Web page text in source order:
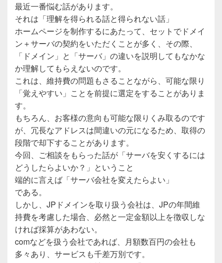
最近一番悩む話があります。
それは「理解を得られる話と得られない話」
ホームページを制作するにあたって、セットでドメイ
ン＋サーバの契約をいただくことが多く、その際、
「ドメイン」と「サーバ」の違いを説明してもなかな
か理解してもらえないのです。
これは、維持費の問題もさることながら、可能な限り
「覚えやすい」ことを前提に選定をすることがありま
す。
もちろん、お客様の意向も可能な限りくみ取るのです
が、冗長なアドレスは間違いの元になるため、取得の
段階で却下することがあります。
今回、ご相談をもらった話が「サーバを安くするには
どうしたらよいか？」ということ
端的に言えば「サーバ会社を変えたらよい」
である。
しかし、JPドメインを取り扱う会社は、JPの年間維
持費を考慮した場合、必然と一定金額以上を徴収しな
ければ採算があわない。
comなどを扱う会社であれば、月額数百円の会社も
多々あり、サービスも千差万別です。